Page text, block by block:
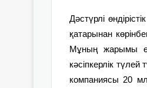
Дәстүрлі
қатарынан
Мұның жарымы
кәсіпкерлік
компаниясы 20